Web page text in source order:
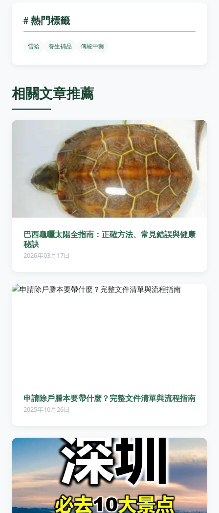
# 熱門標籤
雪蛤 養生補品 傳統中藥
相關文章推薦
巴西龜曬太陽全指南：正確方法、常見錯誤與健康
秘訣
2026年03月17日
申請除戶謄本要帶什麼？完整文件清單與流程指南
2025年10月26日